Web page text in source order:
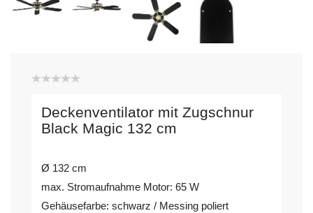
Deckenventilator mit Zugschnur
Black Magic 132 cm
Ø 132 cm
max. Stromaufnahme Motor: 65 W
Gehäusefarbe: schwarz / Messing poliert